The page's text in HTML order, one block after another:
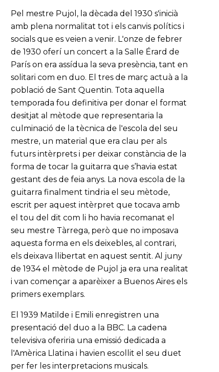
Pel mestre Pujol, la dècada del 1930 s'inicià
amb plena normalitat tot i els canvis polítics i
socials que es veien a venir. L'onze de febrer
de 1930 oferí un concert a la Salle Érard de
París on era assídua la seva presència, tant en
solitari com en duo. El tres de març actuà a la
població de Sant Quentin. Tota aquella
temporada fou definitiva per donar el format
desitjat al mètode que representaria la
culminació de la tècnica de l'escola del seu
mestre, un material que era clau per als
futurs intèrprets i per deixar constància de la
forma de tocar la guitarra que s’havia estat
gestant des de feia anys. La nova escola de la
guitarra finalment tindria el seu mètode,
escrit per aquest intèrpret que tocava amb
el tou del dit com li ho havia recomanat el
seu mestre Tàrrega, però que no imposava
aquesta forma en els deixebles, al contrari,
els deixava llibertat en aquest sentit. Al juny
de 1934 el mètode de Pujol ja era una realitat
i van començar a aparèixer a Buenos Aires els
primers exemplars.
El 1939 Matilde i Emili enregistren una
presentació del duo a la BBC. La cadena
televisiva oferiria una emissió dedicada a
l'Amèrica Llatina i havien escollit el seu duet
per fer les interpretacions musicals.